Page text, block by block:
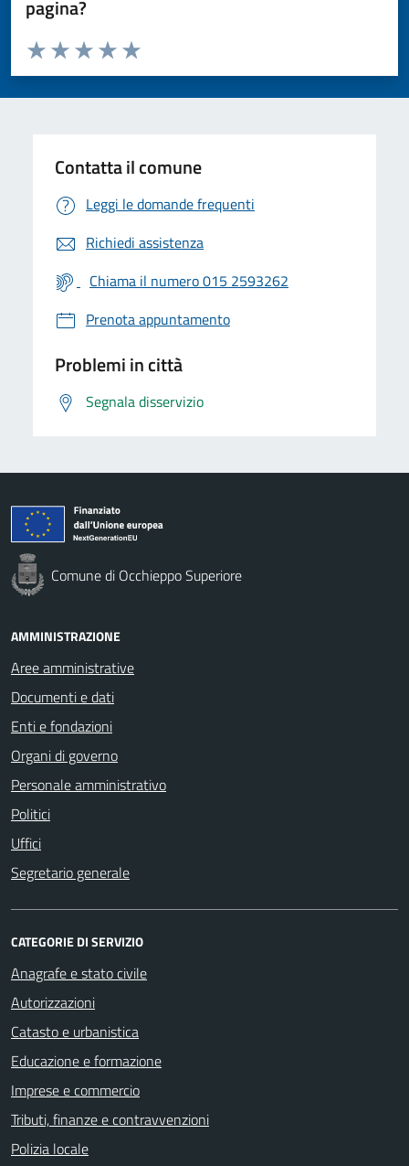
pagina?
Valuta da 1 a 5 stelle la pagina
Valuta 5 stelle su 5
Valuta 4 stelle su 5
Valuta 3 stelle su 5
Valuta 2 stelle su 5
Valuta 1 stelle su 5
Contatta il comune
Leggi le domande frequenti
Richiedi assistenza
Chiama il numero 015 2593262
Prenota appuntamento
Problemi in città
Segnala disservizio
Comune di Occhieppo Superiore
AMMINISTRAZIONE
Aree amministrative
Documenti e dati
Enti e fondazioni
Organi di governo
Personale amministrativo
Politici
Uffici
Segretario generale
CATEGORIE DI SERVIZIO
Anagrafe e stato civile
Autorizzazioni
Catasto e urbanistica
Educazione e formazione
Imprese e commercio
Tributi, finanze e contravvenzioni
Polizia locale